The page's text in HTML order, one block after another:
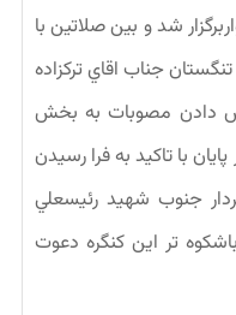
شد و بين صلاتين با
جناب اقاي تركزاده
دادن مصوبات به بخش
با تاكيد به فرا رسيدن
جنوب شهيد رئيسعلي
تر اين كنگره دعوت